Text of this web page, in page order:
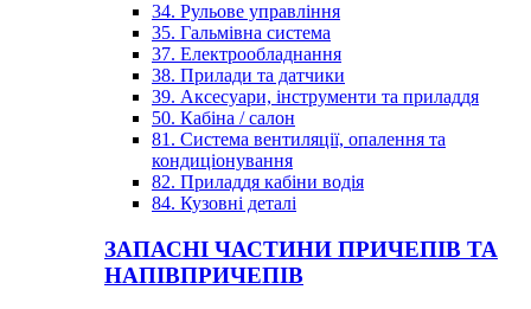
34. Рульове управління
35. Гальмівна система
37. Електрообладнання
38. Прилади та датчики
39. Аксесуари, інструменти та приладдя
50. Кабіна / салон
81. Система вентиляції, опалення та
кондиціонування
82. Приладдя кабіни водія
84. Кузовні деталі
ЗАПАСНІ ЧАСТИНИ ПРИЧЕПІВ ТА
НАПІВПРИЧЕПІВ